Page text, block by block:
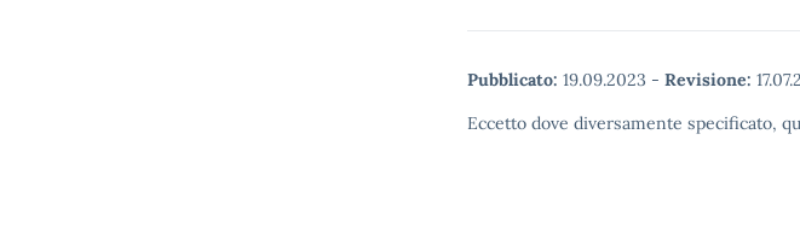
Pubblicato: 19.09.2023 - Revisione:
Eccetto dove diversamente specificato,